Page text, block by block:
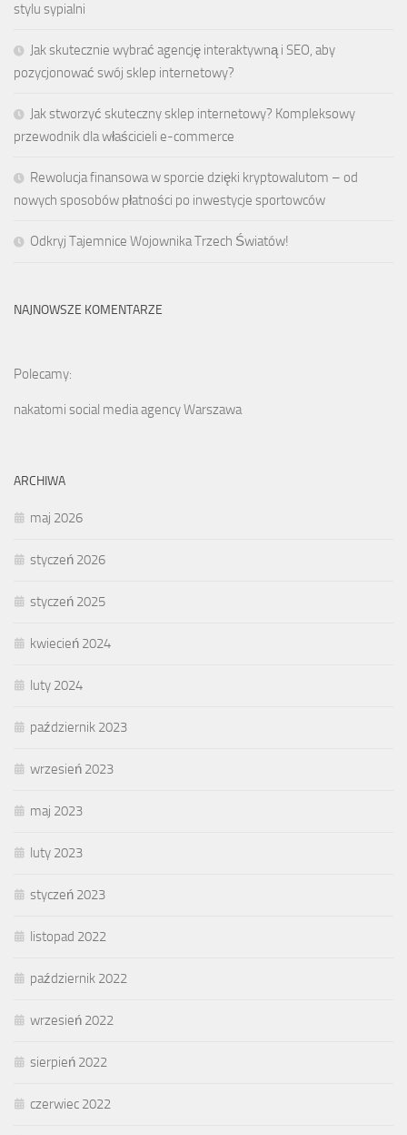
stylu sypialni
Jak skutecznie wybrać agencję interaktywną i SEO, aby
pozycjonować swój sklep internetowy?
Jak stworzyć skuteczny sklep internetowy? Kompleksowy
przewodnik dla właścicieli e-commerce
Rewolucja finansowa w sporcie dzięki kryptowalutom – od
nowych sposobów płatności po inwestycje sportowców
Odkryj Tajemnice Wojownika Trzech Światów!
NAJNOWSZE KOMENTARZE
Polecamy:
nakatomi social media agency Warszawa
ARCHIWA
maj 2026
styczeń 2026
styczeń 2025
kwiecień 2024
luty 2024
październik 2023
wrzesień 2023
maj 2023
luty 2023
styczeń 2023
listopad 2022
październik 2022
wrzesień 2022
sierpień 2022
czerwiec 2022